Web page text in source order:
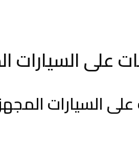
على السيارات
السيارات